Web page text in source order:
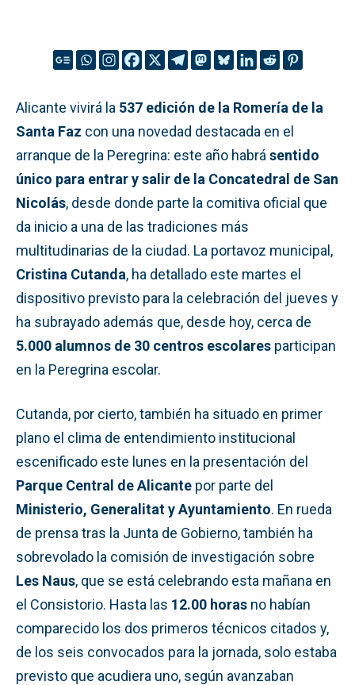
Alicante vivirá la 537 edición de la Romería de la
Santa Faz con una novedad destacada en el
arranque de la Peregrina: este año habrá sentido
único para entrar y salir de la Concatedral de San
Nicolás, desde donde parte la comitiva oficial que
da inicio a una de las tradiciones más
multitudinarias de la ciudad. La portavoz municipal,
Cristina Cutanda, ha detallado este martes el
dispositivo previsto para la celebración del jueves y
ha subrayado además que, desde hoy, cerca de
5.000 alumnos de 30 centros escolares participan
en la Peregrina escolar.
Cutanda, por cierto, también ha situado en primer
plano el clima de entendimiento institucional
escenificado este lunes en la presentación del
Parque Central de Alicante por parte del
Ministerio, Generalitat y Ayuntamiento. En rueda
de prensa tras la Junta de Gobierno, también ha
sobrevolado la comisión de investigación sobre
Les Naus, que se está celebrando esta mañana en
el Consistorio. Hasta las 12.00 horas no habían
comparecido los dos primeros técnicos citados y,
de los seis convocados para la jornada, solo estaba
previsto que acudiera uno, según avanzaban